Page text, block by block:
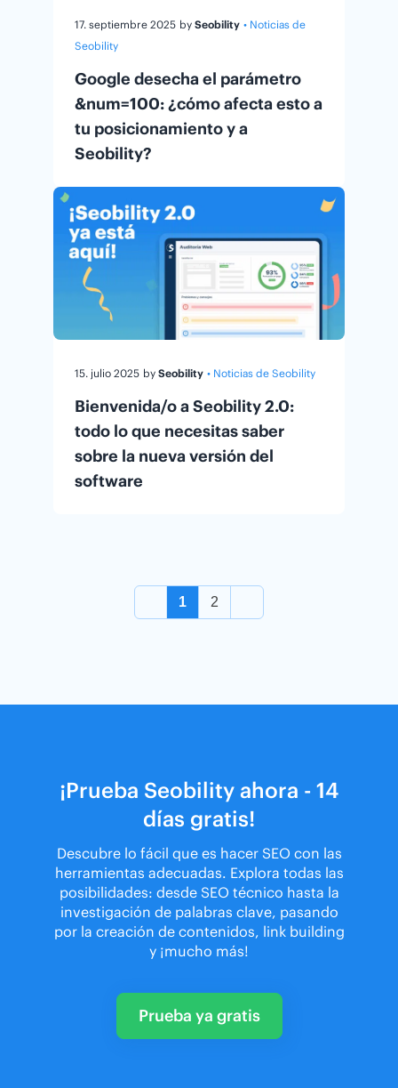
17. septiembre 2025 by Seobility • Noticias de
Seobility
Google desecha el parámetro
&num=100: ¿cómo afecta esto a
tu posicionamiento y a
Seobility?
15. julio 2025 by Seobility • Noticias de Seobility
Bienvenida/o a Seobility 2.0:
todo lo que necesitas saber
sobre la nueva versión del
software
1 2
¡Prueba Seobility ahora - 14
días gratis!
Descubre lo fácil que es hacer SEO con las
herramientas adecuadas. Explora todas las
posibilidades: desde SEO técnico hasta la
investigación de palabras clave, pasando
por la creación de contenidos, link building
y ¡mucho más!
Prueba ya gratis